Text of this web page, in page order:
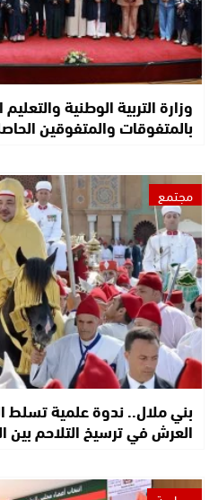
وزارة التربية الوطنية
بالمتفوقات والمتفوقين
مجتمع
بني ملال.. ندوة علمية تسلط
العرش في ترسيخ التلاحم